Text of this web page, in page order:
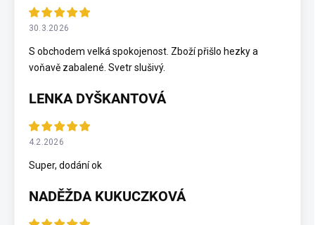
30.3.2026
S obchodem velká spokojenost. Zboží přišlo hezky a
voňavě zabalené. Svetr slušivý.
LENKA DYŠKANTOVÁ
4.2.2026
Super, dodání ok
NADĚŽDA KUKUCZKOVÁ